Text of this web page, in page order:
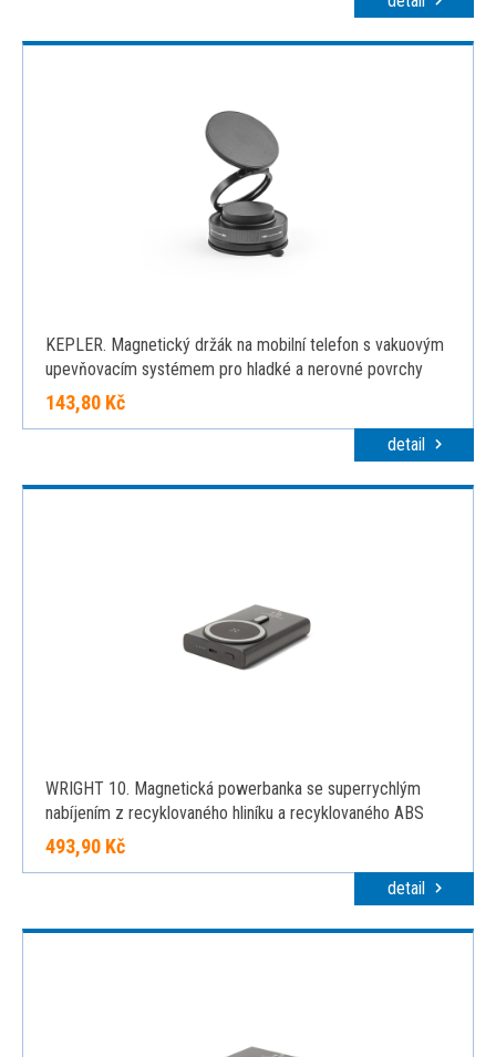
KEPLER. Magnetický držák na mobilní telefon s vakuovým
upevňovacím systémem pro hladké a nerovné povrchy
(otáčení o 360°), černá
143,80 Kč
detail
WRIGHT 10. Magnetická powerbanka se superrychlým
nabíjením z recyklovaného hliníku a recyklovaného ABS
10'000 mAh, černá
493,90 Kč
detail